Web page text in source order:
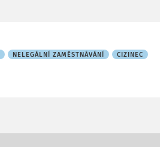
NELEGÁLNÍ ZAMĚSTNÁVÁNÍ CIZINEC